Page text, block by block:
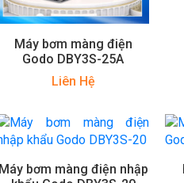
Máy bơm màng điện
Godo DBY3S-25A
Liên Hệ
Máy bơm màng điện nhập